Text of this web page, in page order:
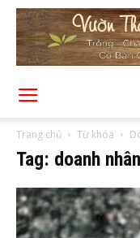
Trang chủ Từ khóa
Tag: doanh